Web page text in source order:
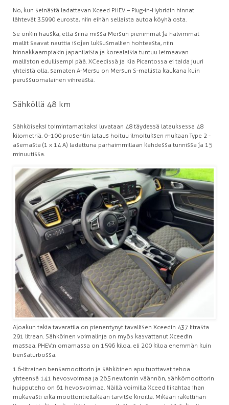
No, kun seinästä ladattavan Xceed PHEV – Plug-in-Hybridin hinnat
lähtevät 35 990 eurosta, niin eihän sellaista autoa köyhä osta.
Se onkin hauska, että siinä missä Mersun pienimmät ja halvimmat
mallit saavat nauttia isojen luksusmallien hohteesta, niin
hinnakkaampiakin japanilaisia ja korealaisia tuntuu leimaavan
malliston edullisempi pää. XCeedissä ja Kia Picantossa ei taida juuri
yhteistä olla, samaten A-Mersu on Mersun S-mallista kaukana kuin
perussuomalainen vihreästä.
Sähköllä 48 km
Sähköiseksi toimintamatkaksi luvataan 48 täydessä latauksessa 48
kilometriä. 0–100 prosentin lataus hoituu ilmoituksen mukaan Type 2 -
asemasta (1 x 14 A) ladattuna parhaimmillaan kahdessa tunnissa ja 15
minuutissa.
Ajoakun takia tavaratila on pienentynyt tavallisen Xceedin 437 litrasta
291 litraan. Sähköinen voimalinja on myös kasvattanut Xceedin
massaa. PHEV:n omamassa on 1596 kiloa, eli 200 kiloa enemmän kuin
bensaturbossa.
1.6-litrainen bensamoottorin ja sähköinen apu tuottavat tehoa
yhteensä 141 hevosvoimaa ja 265 newtonin väännön, sähkömoottorin
huipputeho on 61 hevosvoimaa. Näillä voimilla Xceed liikahtaa ihan
mukavasti eikä moottoritielläkään tarvitse kiroilla. Mikään rakettihan